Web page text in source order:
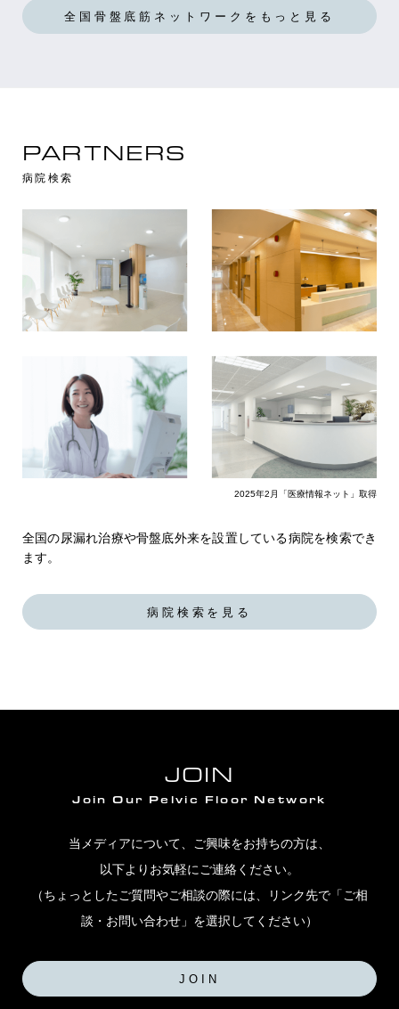
全国骨盤底筋ネットワークをもっと見る
PARTNERS
病院検索
全国の尿漏れ治療や骨盤底外来を設置している病院を検索でき
ます。
病院検索を見る
2025年2月「医療情報ネット」取得
JOIN
Join Our Pelvic Floor Network
当メディアについて、ご興味をお持ちの方は、
以下よりお気軽にご連絡ください。
（ちょっとしたご質問やご相談の際には、リンク先で「ご相
談・お問い合わせ」を選択してください）
JOIN